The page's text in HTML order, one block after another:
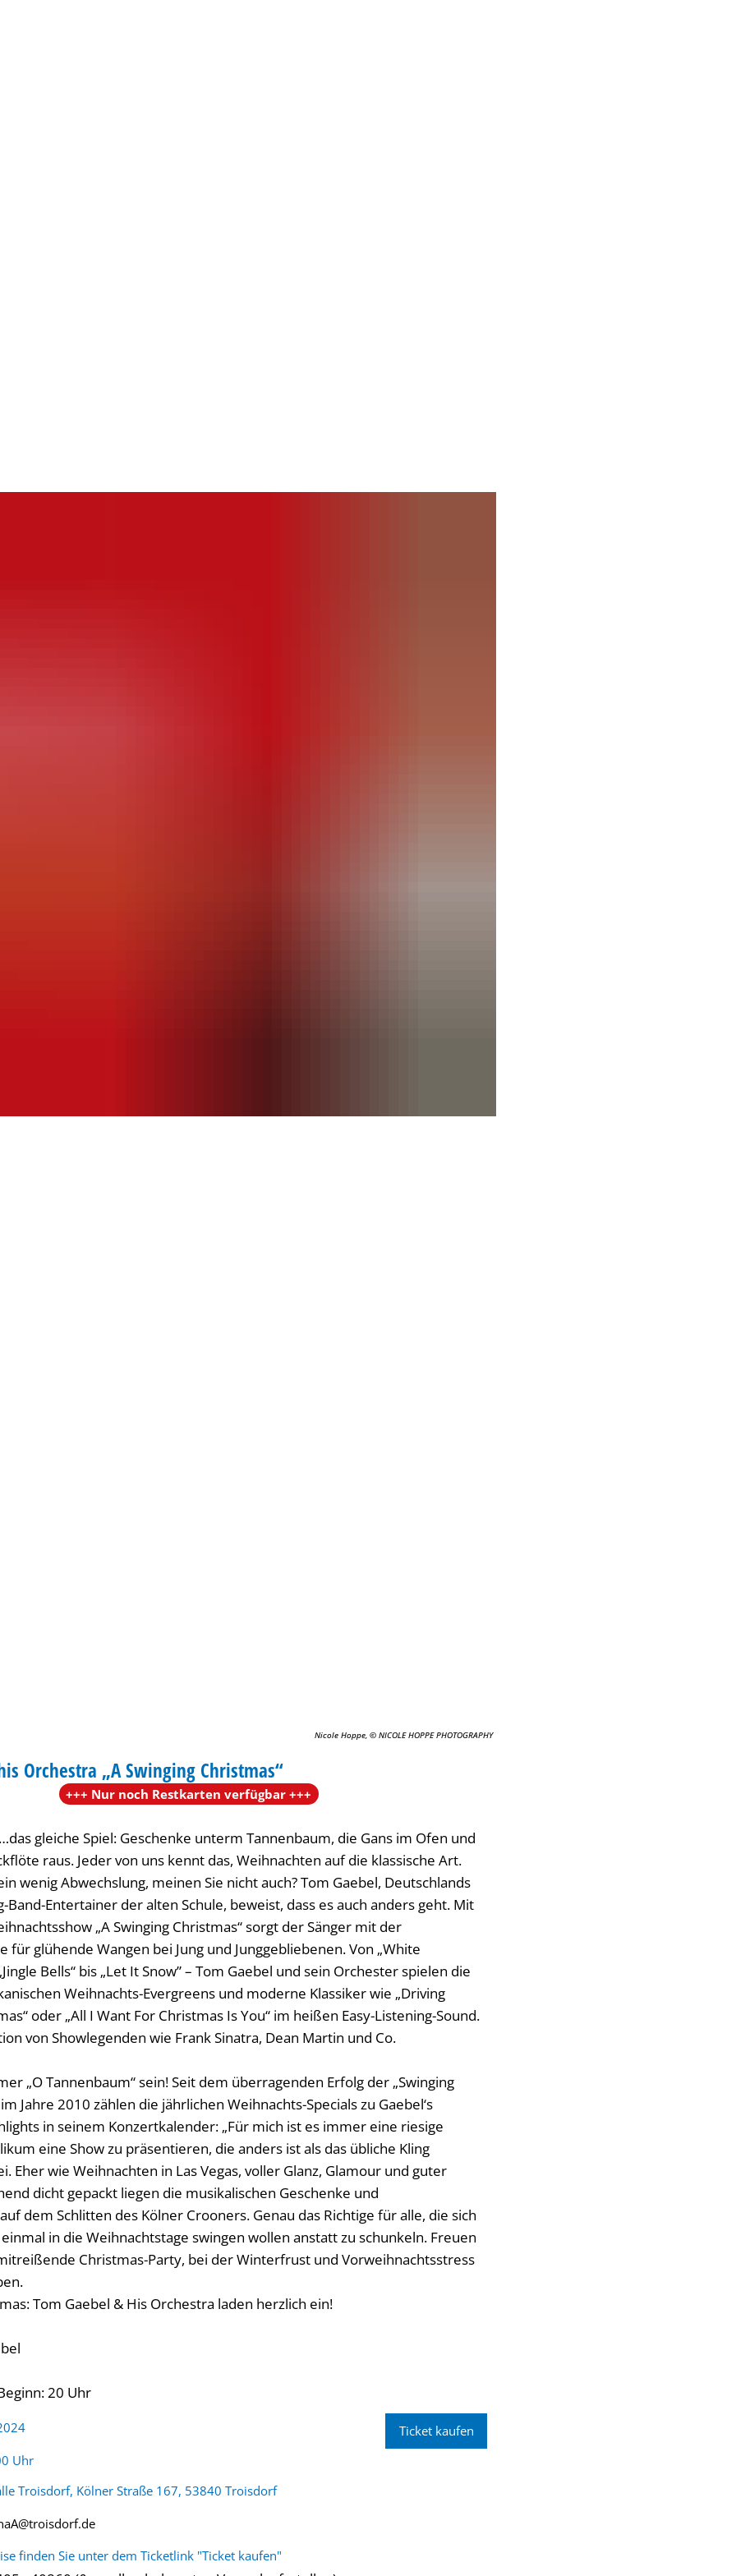
Nicole Hoppe, © NICOLE HOPPE PHOTOGRAPHY
Nicole Hoppe, © NICOLE HOPPE PHOTOGRAPHY
Orchestra „A Swinging Christmas“
+++ Nur noch Restkarten verfügbar +++
gleiche Spiel: Geschenke unterm Tannenbaum, die Gans im Ofen und
raus. Jeder von uns kennt das, Weihnachten auf die klassische Art.
wenig Abwechslung, meinen Sie nicht auch? Tom Gaebel, Deutschlands
Band-Entertainer der alten Schule, beweist, dass es auch anders geht. Mit
„A Swinging Christmas“ sorgt der Sänger mit der
für glühende Wangen bei Jung und Junggebliebenen. Von „White
Bells“ bis „Let It Snow” – Tom Gaebel und sein Orchester spielen die
Weihnachts-Evergreens und moderne Klassiker wie „Driving
oder „All I Want For Christmas Is You“ im heißen Easy-Listening-Sound.
von Showlegenden wie Frank Sinatra, Dean Martin und Co.
„O Tannenbaum“ sein! Seit dem überragenden Erfolg der „Swinging
Jahre 2010 zählen die jährlichen Weihnachts-Specials zu Gaebel‘s
in seinem Konzertkalender: „Für mich ist es immer eine riesige
eine Show zu präsentieren, die anders ist als das übliche Kling
Eher wie Weihnachten in Las Vegas, voller Glanz, Glamour und guter
dicht gepackt liegen die musikalischen Geschenke und
dem Schlitten des Kölner Crooners. Genau das Richtige für alle, die sich
in die Weihnachtstage swingen wollen anstatt zu schunkeln. Freuen
Christmas-Party, bei der Winterfrust und Vorweihnachtsstress
Tom Gaebel & His Orchestra laden herzlich ein!
20 Uhr
Uhr
Troisdorf, Kölner Straße 167, 53840 Troisdorf
finden Sie unter dem Ticketlink "Ticket kaufen"
Ticket kaufen